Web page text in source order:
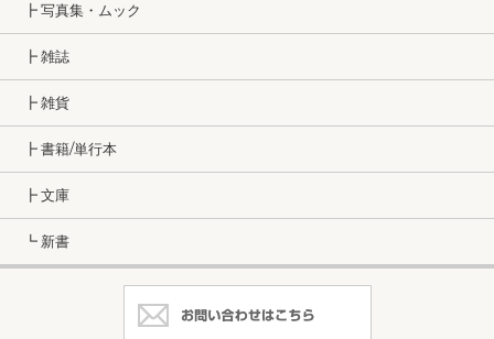
┣ 写真集・ムック
┣ 雑誌
┣ 雑貨
┣ 書籍/単行本
┣ 文庫
┗ 新書